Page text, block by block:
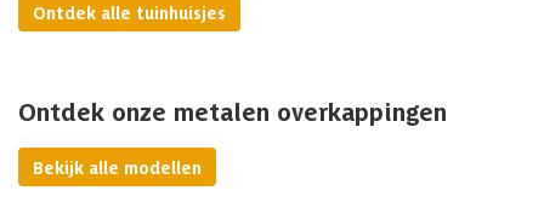
Ontdek alle tuinhuisjes
Ontdek onze metalen overkappingen
Bekijk alle modellen